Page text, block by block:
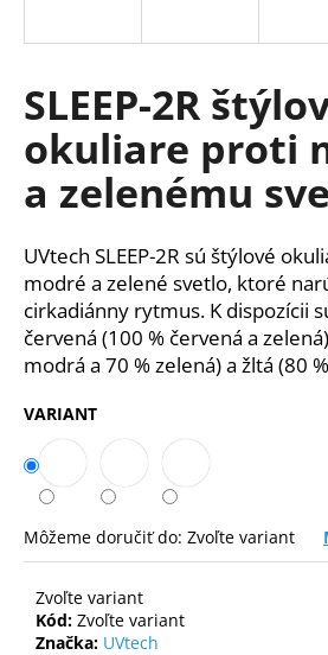
SLEEP-2R
okuliare proti
a zelenému
UVtech SLEEP-2R sú štýlové
modré a zelené svetlo, ktoré
cirkadiánny rytmus. K dispozícii
červená (100 % červená a
modrá a 70 % zelená) a žltá (80
VARIANT
Môžeme doručiť do: Zvoľte variant
Zvoľte variant
Kód: Zvoľte variant
Značka: UVtech
s
ť
?
HĽADAŤ
O
d
o
r
č
a
m
e